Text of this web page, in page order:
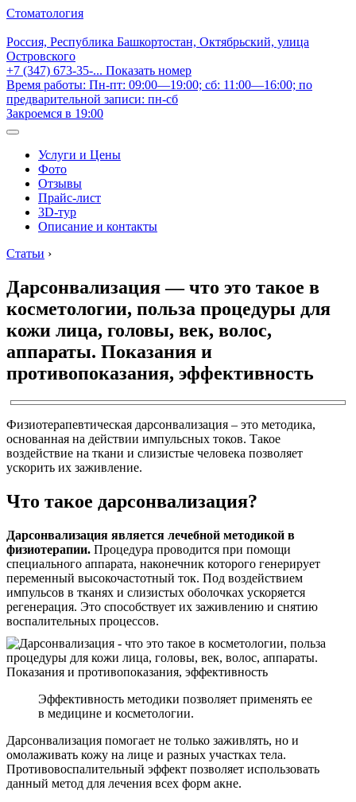
Стоматология
Россия, Республика Башкортостан, Октябрьский, улица
Островского
+7 (347) 673-35-... Показать номер
Время работы: Пн-пт: 09:00—19:00; сб: 11:00—16:00; по
предварительной записи: пн-сб
Закроемся в 19:00
Услуги и Цены
Фото
Отзывы
Прайс-лист
3D-тур
Описание и контакты
Статьи ›
Дарсонвализация — что это такое в
косметологии, польза процедуры для
кожи лица, головы, век, волос,
аппараты. Показания и
противопоказания, эффективность
Физиотерапевтическая дарсонвализация – это методика,
основанная на действии импульсных токов. Такое
воздействие на ткани и слизистые человека позволяет
ускорить их заживление.
Что такое дарсонвализация?
Дарсонвализация является лечебной методикой в
физиотерапии. Процедура проводится при помощи
специального аппарата, наконечник которого генерирует
переменный высокочастотный ток. Под воздействием
импульсов в тканях и слизистых оболочках ускоряется
регенерация. Это способствует их заживлению и снятию
воспалительных процессов.
Эффективность методики позволяет применять ее
в медицине и косметологии.
Дарсонвализация помогает не только заживлять, но и
омолаживать кожу на лице и разных участках тела.
Противовоспалительный эффект позволяет использовать
данный метод для лечения всех форм акне.